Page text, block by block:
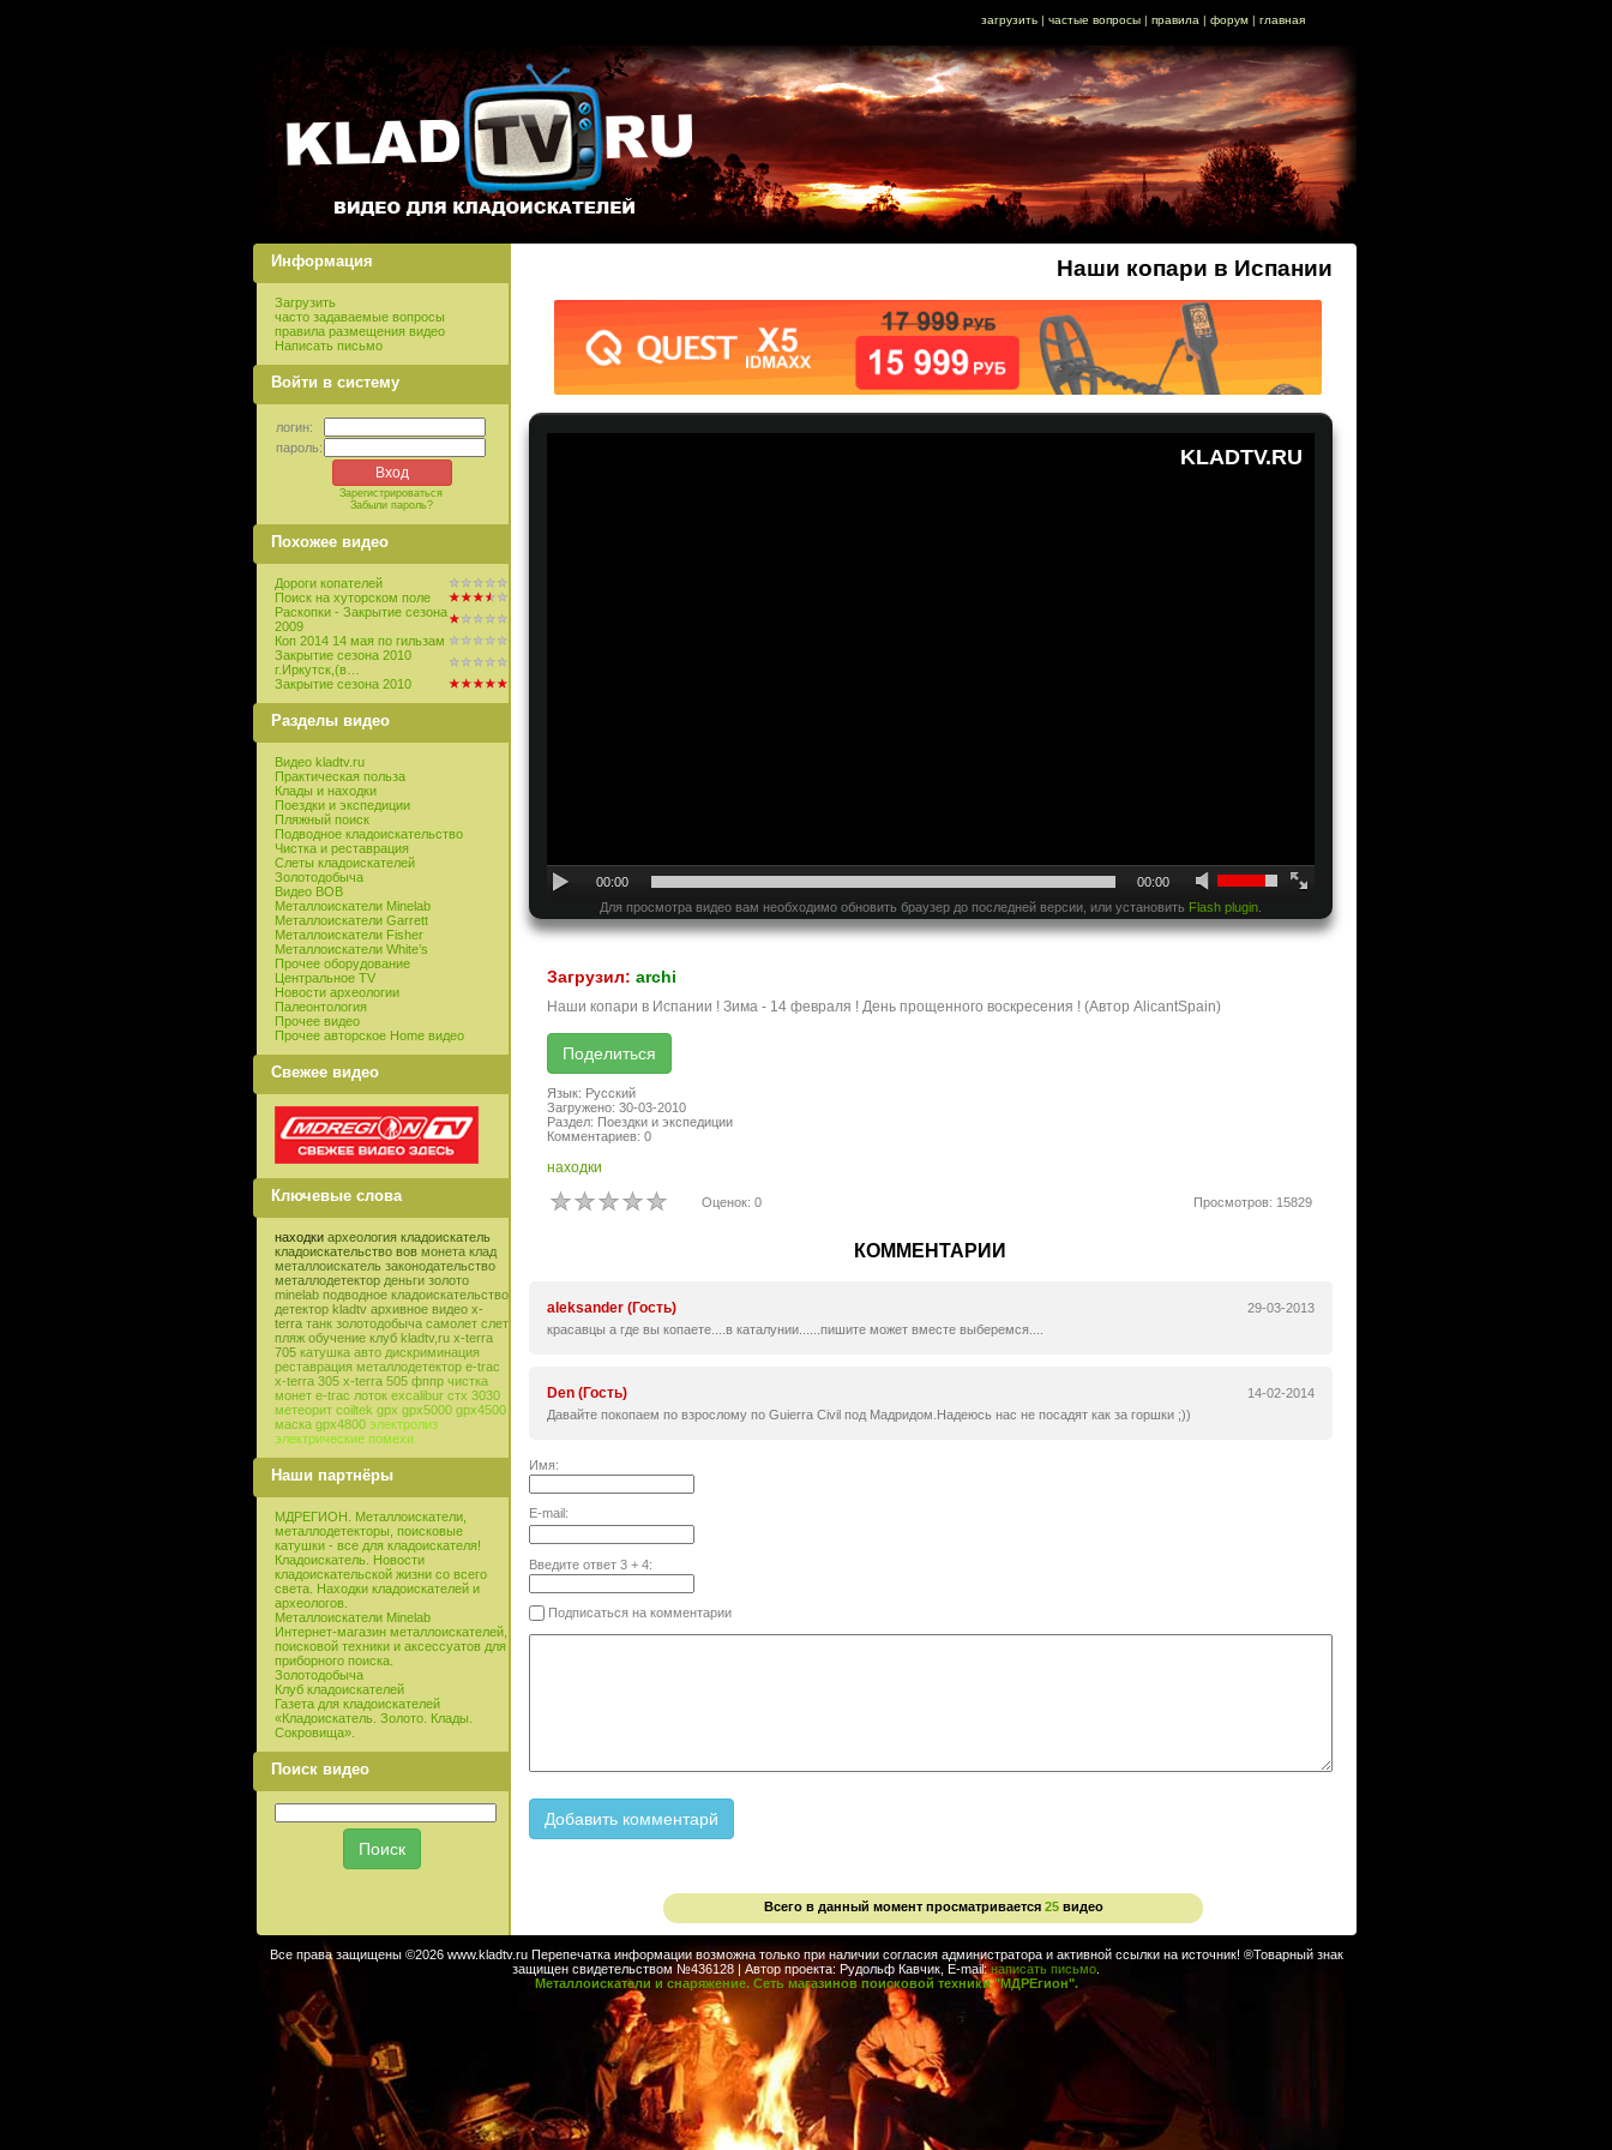
загрузить| частые вопросы| правила | форум| главная
Информация
Загрузить
часто задаваемые вопросы
правила размещения видео
Написать письмо
Войти в систему
логин:
пароль:
Зарегистрироваться
Забыли пароль?
Похожее видео
Дороги копателей
Поиск на хуторcком поле
Раскопки - Закрытие сезона
2009
Коп 2014 14 мая по гильзам
Закрытие сезона 2010
г.Иркутск,(в…
Закрытие сезона 2010
Разделы видео
Видео kladtv.ru
Практическая польза
Клады и находки
Поездки и экспедиции
Пляжный поиск
Подводное кладоискательство
Чистка и реставрация
Слеты кладоискателей
Золотодобыча
Видео ВОВ
Металлоискатели Minelab
Металлоискатели Garrett
Металлоискатели Fisher
Металлоискатели White’s
Прочее оборудование
Центральное TV
Новости археологии
Палеонтология
Прочее видео
Прочее авторское Home видео
Свежее видео
Ключевые слова
находки археология кладоискатель
кладоискательство вов монета клад
металлоискатель законодательство
металлодетектор деньги золото
minelab подводное кладоискательство
детектор kladtv архивное видео x-
terra танк золотодобыча самолет слет
пляж обучение клуб kladtv,ru x-terra
705 катушка авто дискриминация
реставрация металлодетектор e-trac
x-terra 305 x-terra 505 фппр чистка
монет e-trac лоток excalibur стх 3030
метеорит coiltek gpx gpx5000 gpx4500
маска gpx4800 электролиз
электрические помехи
Наши партнёры
МДРЕГИОН. Металлоискатели,
металлодетекторы, поисковые
катушки - все для кладоискателя!
Кладоискатель. Новости
кладоискательской жизни со всего
света. Находки кладоискателей и
археологов.
Металлоискатели Minelab
Интернет-магазин металлоискателей,
поисковой техники и аксессуатов для
приборного поиска.
Золотодобыча
Клуб кладоискателей
Газета для кладоискателей
«Кладоискатель. Золото. Клады.
Сокровища».
Поиск видео
Наши копари в Испании
KLADTV.RU
00:00
00:00
Для просмотра видео вам необходимо обновить браузер до последней версии, или установить Flash plugin.
Загрузил: archi
Наши копари в Испании ! Зима - 14 февраля ! День прощенного воскресения ! (Автор AlicantSpain)
Язык: Русский
Загружено: 30-03-2010
Раздел: Поездки и экспедиции
Комментариев: 0
находки
Оценок: 0 Просмотров: 15829
КОММЕНТАРИИ
aleksander (Гость)
29-03-2013
красавцы а где вы копаете....в каталунии......пишите может вместе выберемся....
Den (Гость)
14-02-2014
Давайте покопаем по взрослому по Guierra Civil под Мадридом.Надеюсь нас не посадят как за горшки ;))
Имя:
E-mail:
Введите ответ 3+ 4:
Подписаться на комментарии
Всего в данный момент просматривается 25видео
Все права защищены ©2026 www.kladtv.ru Перепечатка информации возможна только при наличии согласия администратора и активной ссылки на источник! ®Товарный знак
защищен свидетельством №436128 | Автор проекта: Рудольф Кавчик, E-mail:написать письмо
Металлоискатели и снаряжение. Сеть магазинов поисковой техники "МДРЕгион".